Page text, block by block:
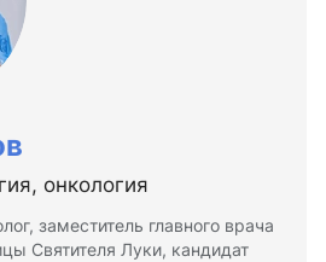
онкология
заместитель главного врача
Святителя Луки, кандидат